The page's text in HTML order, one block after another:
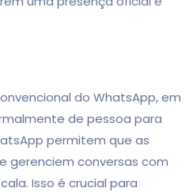
do WhatsApp, em
de pessoa para
permitem que as
gerenciem conversas com
Isso é crucial para